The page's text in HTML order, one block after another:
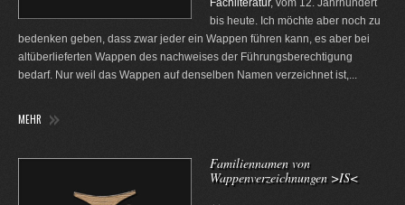
Fachliteratur, vom 12. Jahrhundert
bis heute. Ich möchte aber noch zu
bedenken geben, dass zwar jeder ein Wappen führen kann, es aber bei
altüberlieferten Wappen des nachweises der Führungsberechtigung
bedarf. Nur weil das Wappen auf denselben Namen verzeichnet ist,...
MEHR
Familiennamen von
Wappenverzeichnungen >IS<